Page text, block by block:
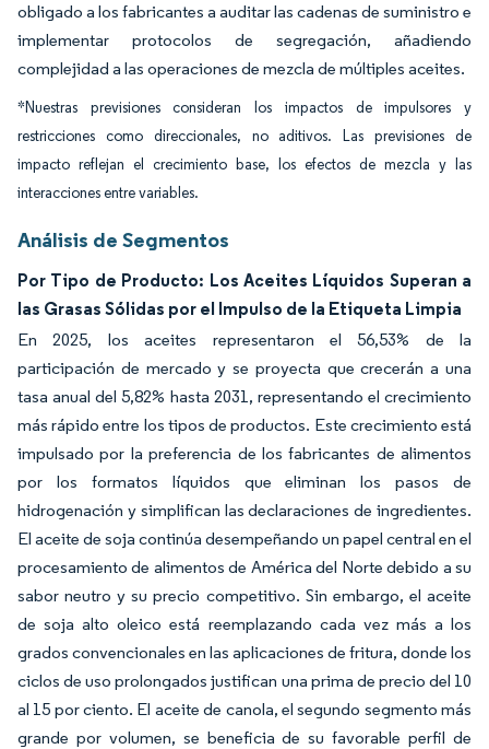
obligado a los fabricantes a auditar las cadenas de suministro e
implementar protocolos de segregación, añadiendo
complejidad a las operaciones de mezcla de múltiples aceites.
*Nuestras previsiones consideran los impactos de impulsores y
restricciones como direccionales, no aditivos. Las previsiones de
impacto reflejan el crecimiento base, los efectos de mezcla y las
interacciones entre variables.
Análisis de Segmentos
Por Tipo de Producto: Los Aceites Líquidos Superan a
las Grasas Sólidas por el Impulso de la Etiqueta Limpia
En 2025, los aceites representaron el 56,53% de la
participación de mercado y se proyecta que crecerán a una
tasa anual del 5,82% hasta 2031, representando el crecimiento
más rápido entre los tipos de productos. Este crecimiento está
impulsado por la preferencia de los fabricantes de alimentos
por los formatos líquidos que eliminan los pasos de
hidrogenación y simplifican las declaraciones de ingredientes.
El aceite de soja continúa desempeñando un papel central en el
procesamiento de alimentos de América del Norte debido a su
sabor neutro y su precio competitivo. Sin embargo, el aceite
de soja alto oleico está reemplazando cada vez más a los
grados convencionales en las aplicaciones de fritura, donde los
ciclos de uso prolongados justifican una prima de precio del 10
al 15 por ciento. El aceite de canola, el segundo segmento más
grande por volumen, se beneficia de su favorable perfil de